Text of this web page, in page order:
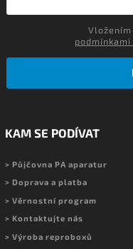
KAM SE PODÍVAT
> Půjčovna PA aparatur
> Doprava a platba
> Věrnostní program
> Kontaktujte nás
> Výroba reproboxů